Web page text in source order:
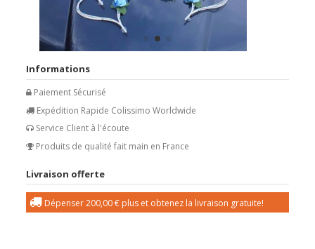
Informations
Paiement Sécurisé
Expédition Rapide Colissimo Worldwide
Service Client à l'écoute
Produits de qualité fait main en France
Livraison offerte
Dépenser200,00 € plus et obtenez la livraison gratuite!